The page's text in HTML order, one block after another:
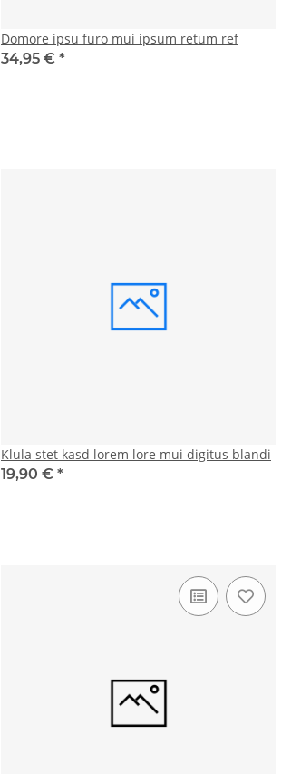
Domore ipsu furo mui ipsum retum ref
34,95 € *
Klula stet kasd lorem lore mui digitus blandi
19,90 € *